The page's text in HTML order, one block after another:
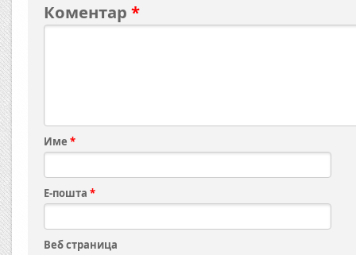
Коментар *
Име *
Е-пошта *
Веб страница